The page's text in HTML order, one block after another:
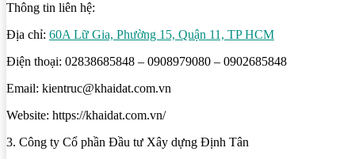
Thông tin liên hệ:
Địa chỉ: 60A Lữ Gia, Phường 15, Quận 11, TP HCM
Điện thoại: 02838685848 – 0908979080 – 0902685848
Email: kientruc@khaidat.com.vn
Website: https://khaidat.com.vn/
3. Công ty Cổ phần Đầu tư Xây dựng Định Tân